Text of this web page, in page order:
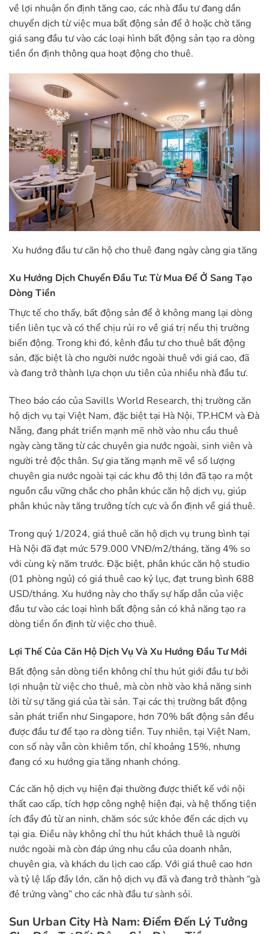
về lợi nhuận ổn định tăng cao, các nhà đầu tư đang dần
chuyển dịch từ việc mua bất động sản để ở hoặc chờ tăng
giá sang đầu tư vào các loại hình bất động sản tạo ra dòng
tiền ổn định thông qua hoạt động cho thuê.
Xu hướng đầu tư căn hộ cho thuê đang ngày càng gia tăng
Xu Hướng Dịch Chuyển Đầu Tư: Từ Mua Để Ở Sang Tạo
Dòng Tiền
Thực tế cho thấy, bất động sản để ở không mang lại dòng
tiền liên tục và có thể chịu rủi ro về giá trị nếu thị trường
biến động. Trong khi đó, kênh đầu tư cho thuê bất động
sản, đặc biệt là cho người nước ngoài thuê với giá cao, đã
và đang trở thành lựa chọn ưu tiên của nhiều nhà đầu tư.
Theo báo cáo của Savills World Research, thị trường căn
hộ dịch vụ tại Việt Nam, đặc biệt tại Hà Nội, TP.HCM và Đà
Nẵng, đang phát triển mạnh mẽ nhờ vào nhu cầu thuê
ngày càng tăng từ các chuyên gia nước ngoài, sinh viên và
người trẻ độc thân. Sự gia tăng mạnh mẽ về số lượng
chuyên gia nước ngoài tại các khu đô thị lớn đã tạo ra một
nguồn cầu vững chắc cho phân khúc căn hộ dịch vụ, giúp
phân khúc này tăng trưởng tích cực và ổn định về giá thuê.
Trong quý 1/2024, giá thuê căn hộ dịch vụ trung bình tại
Hà Nội đã đạt mức 579.000 VNĐ/m2/tháng, tăng 4% so
với cùng kỳ năm trước. Đặc biệt, phân khúc căn hộ studio
(01 phòng ngủ) có giá thuê cao kỷ lục, đạt trung bình 688
USD/tháng. Xu hướng này cho thấy sự hấp dẫn của việc
đầu tư vào các loại hình bất động sản có khả năng tạo ra
dòng tiền ổn định từ việc cho thuê.
Lợi Thế Của Căn Hộ Dịch Vụ Và Xu Hướng Đầu Tư Mới
Bất động sản dòng tiền không chỉ thu hút giới đầu tư bởi
lợi nhuận từ việc cho thuê, mà còn nhờ vào khả năng sinh
lời từ sự tăng giá của tài sản. Tại các thị trường bất động
sản phát triển như Singapore, hơn 70% bất động sản đều
được đầu tư để tạo ra dòng tiền. Tuy nhiên, tại Việt Nam,
con số này vẫn còn khiêm tốn, chỉ khoảng 15%, nhưng
đang có xu hướng gia tăng nhanh chóng.
Các căn hộ dịch vụ hiện đại thường được thiết kế với nội
thất cao cấp, tích hợp công nghệ hiện đại, và hệ thống tiện
ích đầy đủ từ an ninh, chăm sóc sức khỏe đến các dịch vụ
tại gia. Điều này không chỉ thu hút khách thuê là người
nước ngoài mà còn đáp ứng nhu cầu của doanh nhân,
chuyên gia, và khách du lịch cao cấp. Với giá thuê cao hơn
và tỷ lệ lấp đầy lớn, căn hộ dịch vụ đã và đang trở thành “gà
đẻ trứng vàng” cho các nhà đầu tư sành sỏi.
Sun Urban City Hà Nam: Điểm Đến Lý Tưởng